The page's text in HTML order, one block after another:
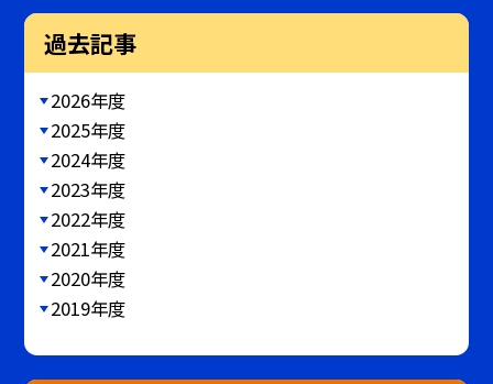
過去記事
2026年度
2025年度
2024年度
2023年度
2022年度
2021年度
2020年度
2019年度